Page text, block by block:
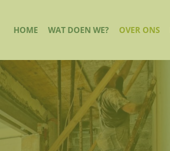
HOME WAT DOEN WE? OVER ONS